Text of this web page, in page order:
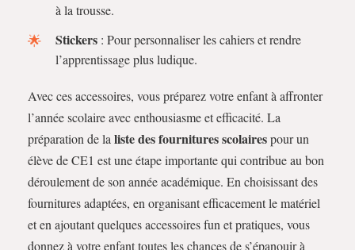
à la trousse.
Stickers : Pour personnaliser les cahiers et rendre
l’apprentissage plus ludique.
Avec ces accessoires, vous préparez votre enfant à affronter
l’année scolaire avec enthousiasme et efficacité. La
préparation de la liste des fournitures scolairespour un
élève de CE1 est une étape importante qui contribue au bon
déroulement de son année académique. En choisissant des
fournitures adaptées, en organisant efficacement le matériel
et en ajoutant quelques accessoires fun et pratiques, vous
donnez à votre enfant toutes les chances de s’épanouir à